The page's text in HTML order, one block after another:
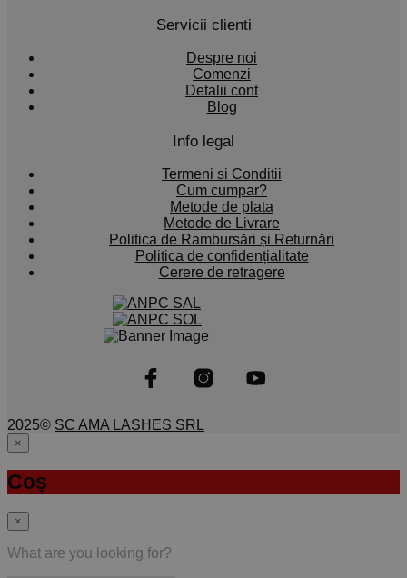
Servicii clienti
Despre noi
Comenzi
Detalii cont
Blog
Info legal
Termeni si Conditii
Cum cumpar?
Metode de plata
Metode de Livrare
Politica de Rambursări și Returnări
Politica de confidențialitate
Cerere de retragere
2025© SC AMA LASHES SRL
×
ACASA
ECHIPA AMA
PENSETE
Coș
×
What are you looking for?